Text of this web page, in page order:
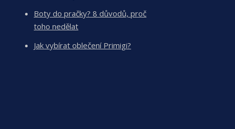
Boty do pračky? 8 důvodů, proč
toho nedělat
Jak vybírat oblečení Primigi?